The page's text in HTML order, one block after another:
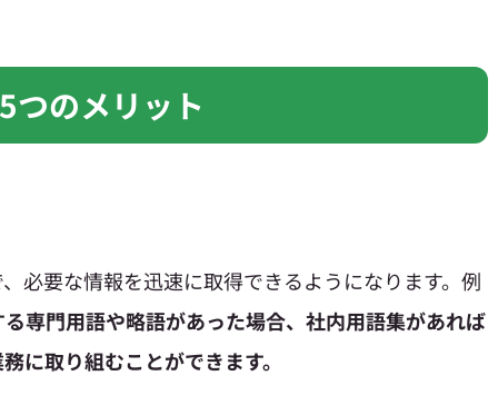
つのメリット
必要な情報を迅速に取得できるようになります。例
専門用語や略語があった場合、社内用語集があれば
に取り組むことができます。